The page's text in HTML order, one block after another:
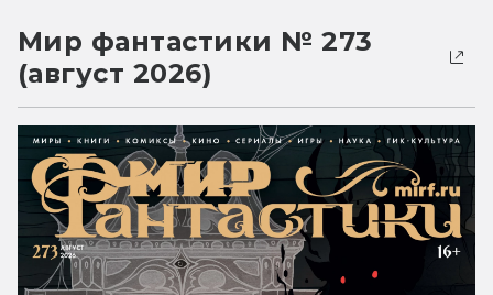
Мир фантастики № 273
(август 2026)